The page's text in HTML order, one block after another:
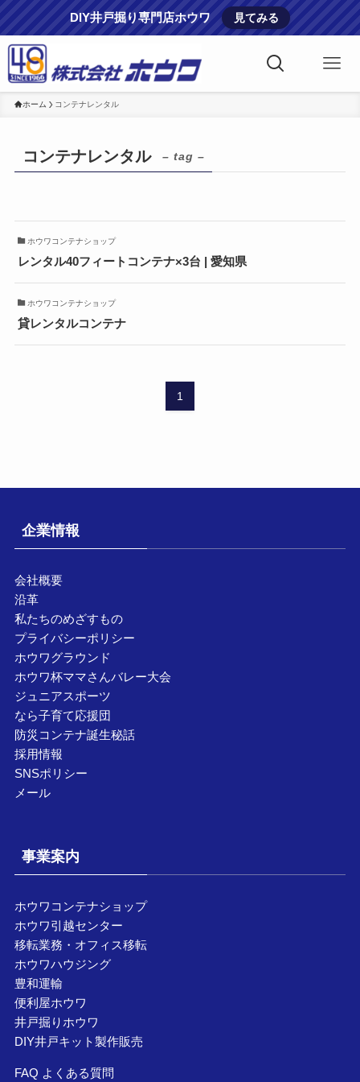
DIY井戸掘り専門店ホウワ 見てみる
ホーム コンテナレンタル
コンテナレンタル – tag –
ホウワコンテナショップ
レンタル40フィートコンテナ×3台 | 愛知県
ホウワコンテナショップ
貸レンタルコンテナ
1
企業情報
会社概要
沿革
私たちのめざすもの
プライバシーポリシー
ホウワグラウンド
ホウワ杯ママさんバレー大会
ジュニアスポーツ
なら子育て応援団
防災コンテナ誕生秘話
採用情報
SNSポリシー
メール
事業案内
ホウワコンテナショップ
ホウワ引越センター
移転業務・オフィス移転
ホウワハウジング
豊和運輸
便利屋ホウワ
井戸掘りホウワ
DIY井戸キット製作販売
FAQ よくある質問